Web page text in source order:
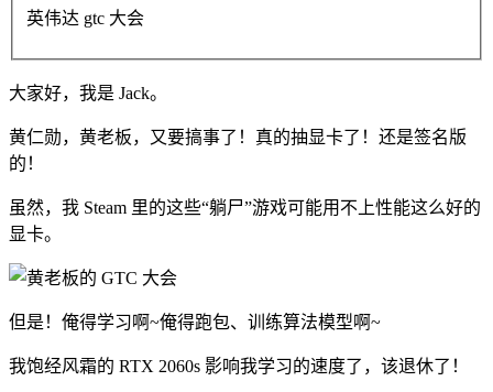
英伟达 gtc 大会
大家好，我是 Jack。
黄仁勋，黄老板，又要搞事了！真的抽显卡了！还是签名版
的！
虽然，我 Steam 里的这些“躺尸”游戏可能用不上性能这么好的
显卡。
但是！俺得学习啊~俺得跑包、训练算法模型啊~
我饱经风霜的 RTX 2060s 影响我学习的速度了，该退休了！